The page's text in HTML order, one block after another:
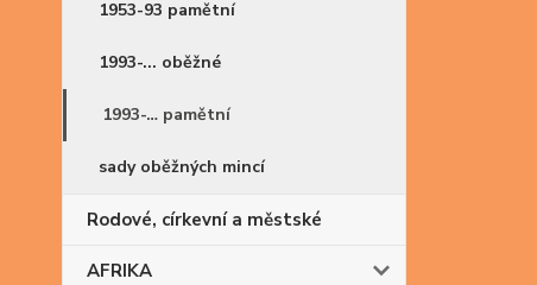
1953-93 pamětní
1993-... oběžné
1993-… pamětní
sady oběžných mincí
Rodové, církevní a městské
AFRIKA